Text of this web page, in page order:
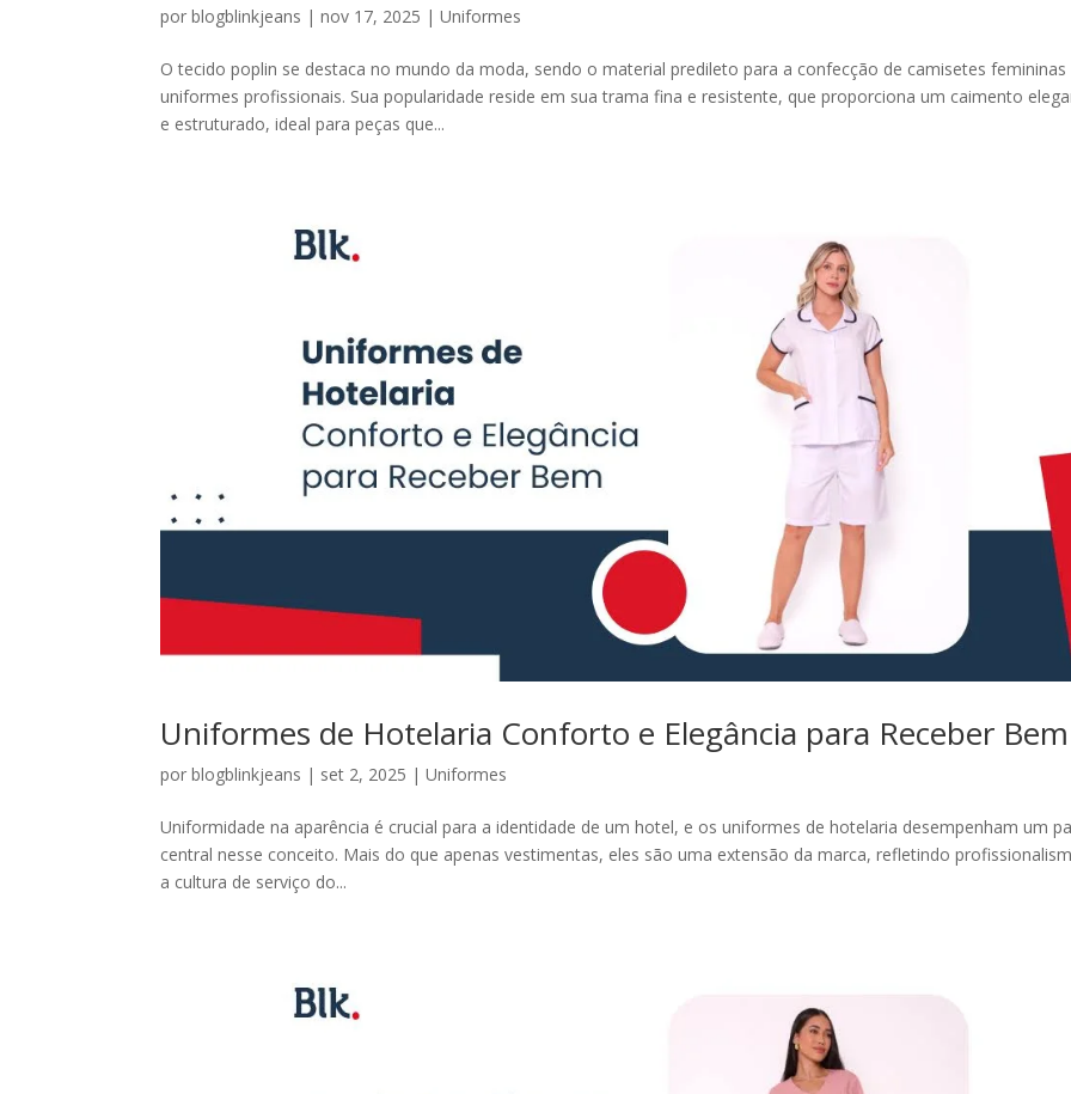
porblogblinkjeans |nov 17, 2025 |Uniformes
O tecido poplin se destaca no mundo da moda, sendo o material predileto para a confecção de camisetes femininas
uniformes profissionais. Sua popularidade reside em sua trama fina e resistente, que proporciona um caimento
e estruturado, ideal para peças que...
Uniformes de Hotelaria Conforto e Elegância para Receber Bem
porblogblinkjeans | set 2, 2025 |Uniformes
Uniformidade na aparência é crucial para a identidade de um hotel, e os uniformes de hotelaria desempenham um
central nesse conceito. Mais do que apenas vestimentas, eles são uma extensão da marca, refletindo
a cultura de serviço do...